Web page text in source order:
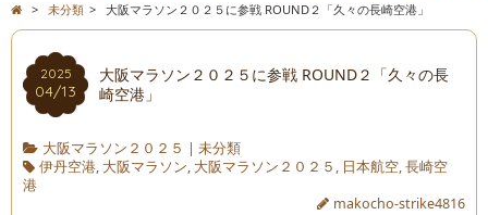
> 未分類 > 大阪マラソン２０２５に参戦 ROUND２「久々の長崎空港」
2025
04/13
大阪マラソン２０２５に参戦 ROUND２「久々の長
崎空港」
大阪マラソン２０２５ | 未分類
伊丹空港,大阪マラソン,大阪マラソン２０２５, 日本航空,長崎空
港
makocho-strike4816